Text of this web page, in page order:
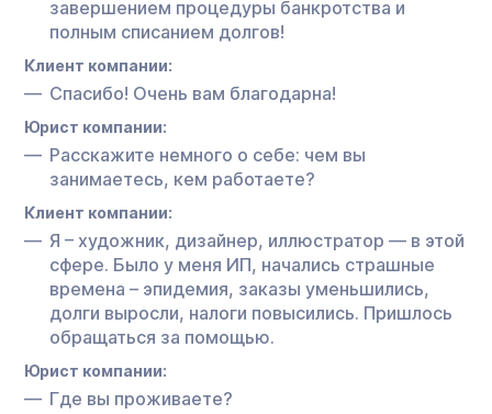
завершением процедуры банкротства и
полным списанием долгов!
Клиент компании:
Спасибо! Очень вам благодарна!
Юрист компании:
Расскажите немного о себе: чем вы
занимаетесь, кем работаете?
Клиент компании:
Я – художник, дизайнер, иллюстратор — в этой
сфере. Было у меня ИП, начались страшные
времена – эпидемия, заказы уменьшились,
долги выросли, налоги повысились. Пришлось
обращаться за помощью.
Юрист компании:
Где вы проживаете?